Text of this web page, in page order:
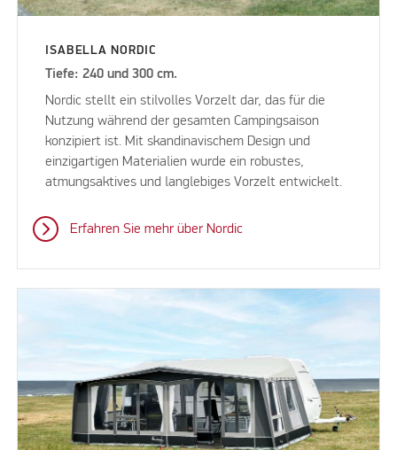
ISABELLA NORDIC
Tiefe: 240 und 300 cm.
Nordic stellt ein stilvolles Vorzelt dar, das für die
Nutzung während der gesamten Campingsaison
konzipiert ist. Mit skandinavischem Design und
einzigartigen Materialien wurde ein robustes,
atmungsaktives und langlebiges Vorzelt entwickelt.
Erfahren Sie mehr über Nordic